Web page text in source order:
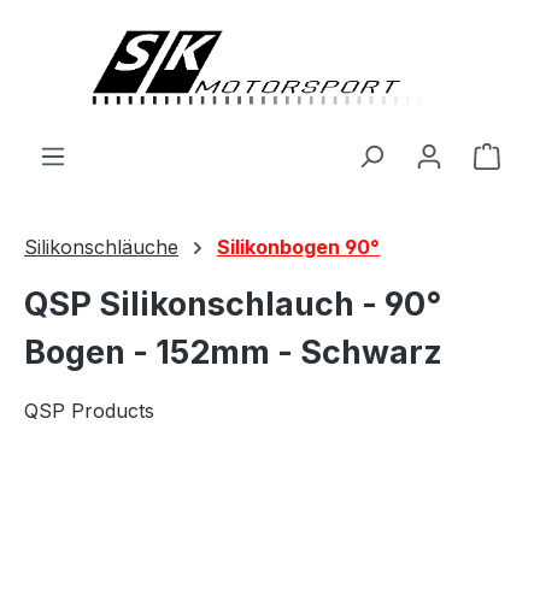
Silikonschläuche Silikonbogen 90°
QSP Silikonschlauch - 90°
Bogen - 152mm - Schwarz
QSP Products